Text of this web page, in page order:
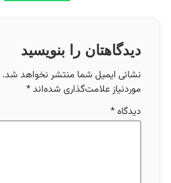
دیدگاهتان را بنویسید
نشانی ایمیل شما منتشر نخواهد شد.
موردنیاز علامت‌گذاری شده‌اند*
دیدگاه*